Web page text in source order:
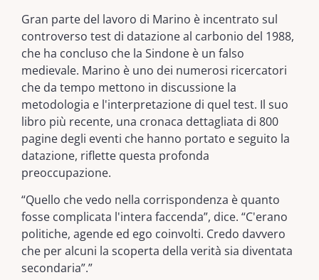
Gran parte del lavoro di Marino è incentrato sul
controverso test di datazione al carbonio del 1988,
che ha concluso che la Sindone è un falso
medievale. Marino è uno dei numerosi ricercatori
che da tempo mettono in discussione la
metodologia e l'interpretazione di quel test. Il suo
libro più recente, una cronaca dettagliata di 800
pagine degli eventi che hanno portato e seguito la
datazione, riflette questa profonda
preoccupazione.
“Quello che vedo nella corrispondenza è quanto
fosse complicata l'intera faccenda”, dice. “C'erano
politiche, agende ed ego coinvolti. Credo davvero
che per alcuni la scoperta della verità sia diventata
secondaria”.”